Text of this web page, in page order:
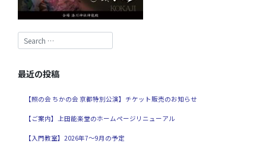
最近の投稿
【照の会 ちかの会 京都特別公演】チケット販売のお知らせ
【ご案内】上田能楽堂のホームページリニューアル
【入門教室】2026年7～9月の予定